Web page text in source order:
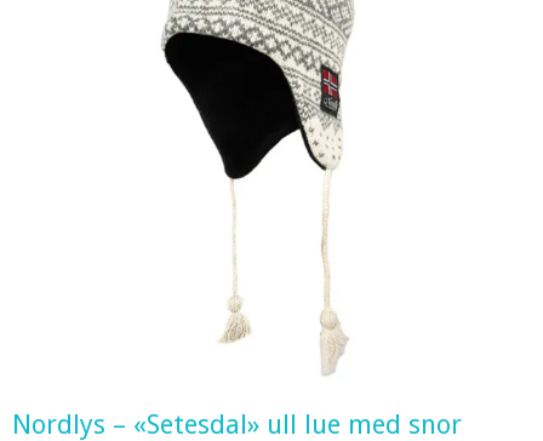
Nordlys – «Setesdal» ull lue med snor